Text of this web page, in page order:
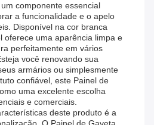
componente essencial
a funcionalidade e o apelo
Disponível na cor branca
oferece uma aparência limpa e
perfeitamente em vários
você renovando sua
armários ou simplesmente
confiável, este Painel de
uma excelente escolha
e comerciais.
deste produto é a